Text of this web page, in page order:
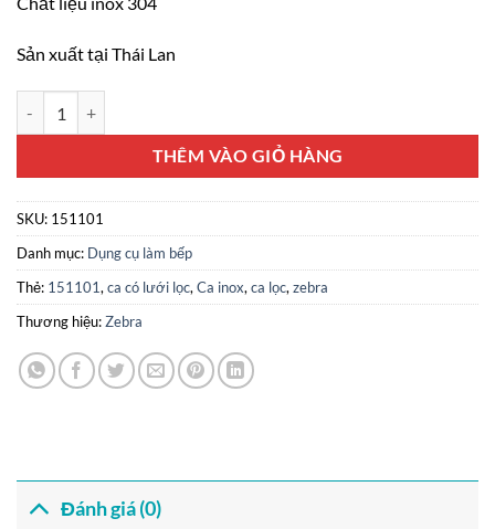
Sản xuất tại Thái Lan
THÊM VÀO GIỎ HÀNG
SKU: 151101
Danh mục: Dụng cụ làm bếp
Thẻ: 151101, ca có lưới lọc, Ca inox, ca lọc, zebra
Thương hiệu:Zebra
Đánh giá (0)